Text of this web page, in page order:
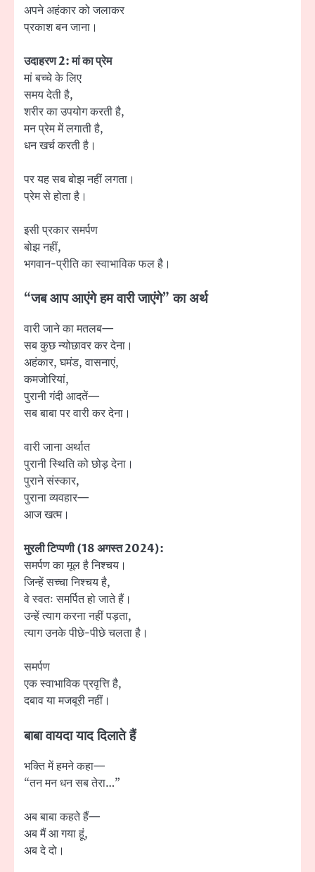
अपने अहंकार को जलाकर
प्रकाश बन जाना।
उदाहरण 2: मां का प्रेम
मां बच्चे के लिए
समय देती है,
शरीर का उपयोग करती है,
मन प्रेम में लगाती है,
धन खर्च करती है।
पर यह सब बोझ नहीं लगता।
प्रेम से होता है।
इसी प्रकार समर्पण
बोझ नहीं,
भगवान-प्रीति का स्वाभाविक फल है।
“जब आप आएंगे हम वारी जाएंगे” का अर्थ
वारी जाने का मतलब—
सब कुछ न्योछावर कर देना।
अहंकार, घमंड, वासनाएं,
कमजोरियां,
पुरानी गंदी आदतें—
सब बाबा पर वारी कर देना।
वारी जाना अर्थात
पुरानी स्थिति को छोड़ देना।
पुराने संस्कार,
पुराना व्यवहार—
आज खत्म।
मुरली टिप्पणी (18 अगस्त 2024):
समर्पण का मूल है निश्चय।
जिन्हें सच्चा निश्चय है,
वे स्वतः समर्पित हो जाते हैं।
उन्हें त्याग करना नहीं पड़ता,
त्याग उनके पीछे-पीछे चलता है।
समर्पण
एक स्वाभाविक प्रवृत्ति है,
दबाव या मजबूरी नहीं।
बाबा वायदा याद दिलाते हैं
भक्ति में हमने कहा—
“तन मन धन सब तेरा…”
अब बाबा कहते हैं—
अब मैं आ गया हूं,
अब दे दो।